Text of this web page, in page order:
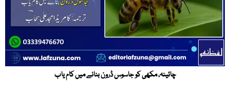
چائینہ، مکھی کو جاسوس ڈرون بنانے میں کام یاب